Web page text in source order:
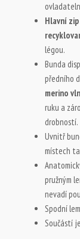
Hlavní
légou.
Bunda
předního
merino
ruku a
drobností.
Uvnitř
místech
pružným
nevadí
Spodní
Součástí